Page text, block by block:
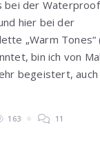
bei der
hier bei der
„Warm Tones“
bin ich von
begeistert, auch
163 11